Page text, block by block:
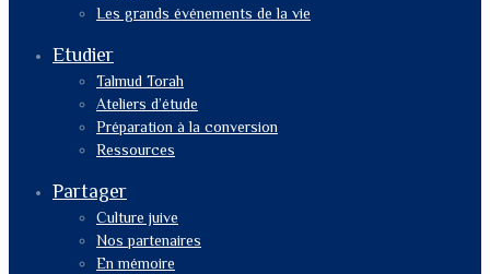
Les grands événements de la vie
Etudier
Talmud Torah
Ateliers d’étude
Préparation à la conversion
Ressources
Partager
Culture juive
Nos partenaires
En mémoire